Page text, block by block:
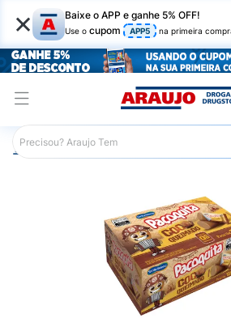
× Baixe o APP e ganhe 5% OFF!
Use o cupom APP5 na primeira
Araujo Mercado